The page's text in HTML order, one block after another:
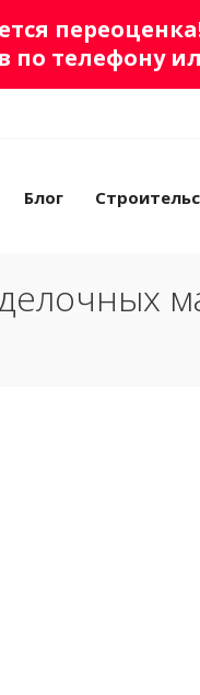
по телефону
Блог